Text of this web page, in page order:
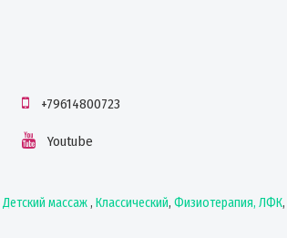
+79614800723
Youtube
Детский массаж, Классический, Физиотерапия, ЛФК,